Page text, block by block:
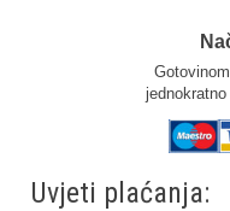
Uvjeti plaćanja: